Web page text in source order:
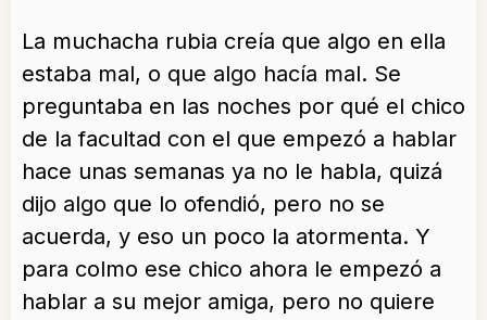
La muchacha rubia creía que algo en ella
estaba mal, o que algo hacía mal. Se
preguntaba en las noches por qué el chico
de la facultad con el que empezó a hablar
hace unas semanas ya no le habla, quizá
dijo algo que lo ofendió, pero no se
acuerda, y eso un poco la atormenta. Y
para colmo ese chico ahora le empezó a
hablar a su mejor amiga, pero no quiere